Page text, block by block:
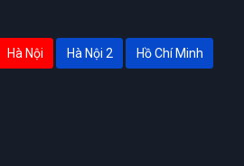
Hà Nội Hà Nội 2 Hồ Chí Minh